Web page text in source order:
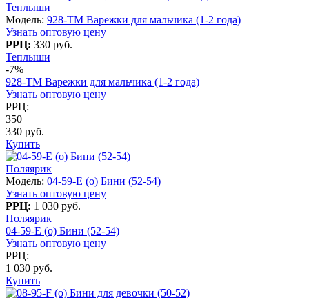
Теплыши
Модель: 928-TM Варежки для мальчика (1-2 года)
Узнать оптовую цену
РРЦ: 330 руб.
Теплыши
-7%
928-TM Варежки для мальчика (1-2 года)
Узнать оптовую цену
РРЦ:
350
330 руб.
Купить
Поляярик
Модель: 04-59-E (о) Бини (52-54)
Узнать оптовую цену
РРЦ: 1 030 руб.
Поляярик
04-59-E (о) Бини (52-54)
Узнать оптовую цену
РРЦ:
1 030 руб.
Купить